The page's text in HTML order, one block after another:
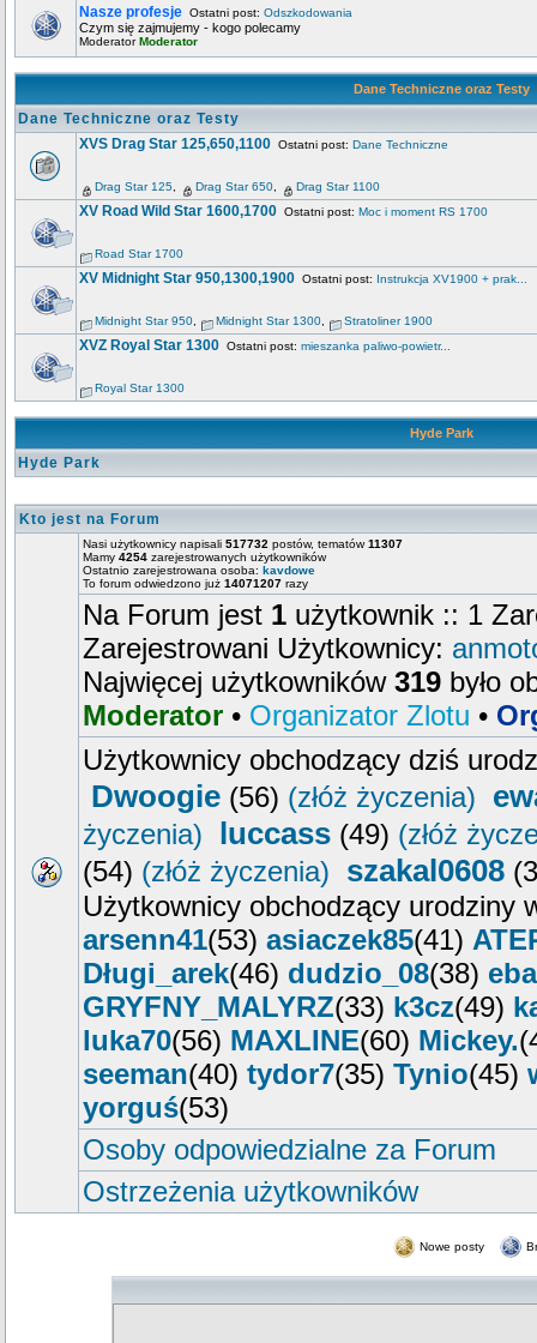
Nasze profesje Ostatni post: Odszkodowania
Czym się zajmujemy - kogo polecamy
ModeratorModerator
Dane Techniczne oraz Testy
Dane Techniczne oraz Testy
XVS Drag Star 125,650,1100 Ostatni post: Dane Techniczne
Drag Star 125 Drag Star 650 Drag Star 1100
XV Road Wild Star 1600,1700 Ostatni post: Moc i moment RS 1700
Road Star 1700
XV Midnight Star 950,1300,1900 Ostatni post: Instrukcja XV1900 + prak...
Midnight Star 950 Midnight Star 1300 Stratoliner 1900
XVZ Royal Star 1300 Ostatni post: mieszanka paliwo-powietr...
Royal Star 1300
Hyde Park
Hyde Park
Kto jest na Forum
Nasi użytkownicy napisali 517732 postów, tematów11307
Mamy 4254 zarejestrowanych użytkowników
Ostatnio zarejestrowana osoba: kavdowe
To forum odwiedzono już 14071207 razy
Na Forum jest 1 użytkownik :: 1
Zarejestrowani Użytkownicy:
Najwięcej użytkowników 319 było
Moderator • Organizator Zlotu •
Użytkownicy obchodzący dziś
Dwoogie (56) (złóż życzenia)
życzenia) luccass (49) (złóż
(54) (złóż życzenia) szakal0608
Użytkownicy obchodzący urodziny
arsenn41(53) asiaczek85(41)
Długi_arek(46) dudzio_08(38)
GRYFNY_MALYRZ(33) k3cz(49)
luka70(56) MAXLINE(60) Mickey.
seeman(40) tydor7(35) Tynio(45)
yorguś(53)
Osoby odpowiedzialne za Forum
Ostrzeżenia użytkowników
Nowe posty